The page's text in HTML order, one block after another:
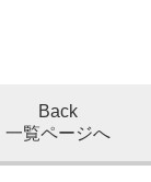
Back
一覧ページへ